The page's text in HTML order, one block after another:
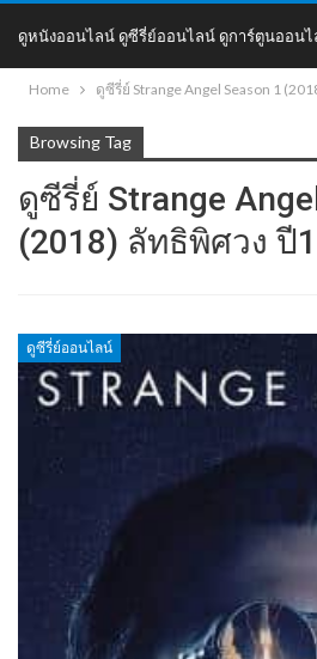
ดูหนังออนไลน์ ดูซีรี่ย์ออนไลน์ ดูการ์ตูนออนไ
DoDoNung
Home ดูซีรี่ย์ Strange Angel Season 1
Browsing Tag
ดูซีรี่ย์ Strange
(2018) ลัทธิพิศวง ปี
ดูซีรี่ย์ออนไลน์